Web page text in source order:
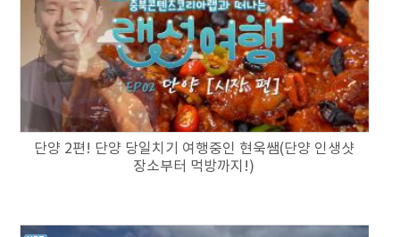
단양 2편! 단양 당일치기 여행중인 현욱쌤(단양 인생샷
장소부터 먹방까지!)